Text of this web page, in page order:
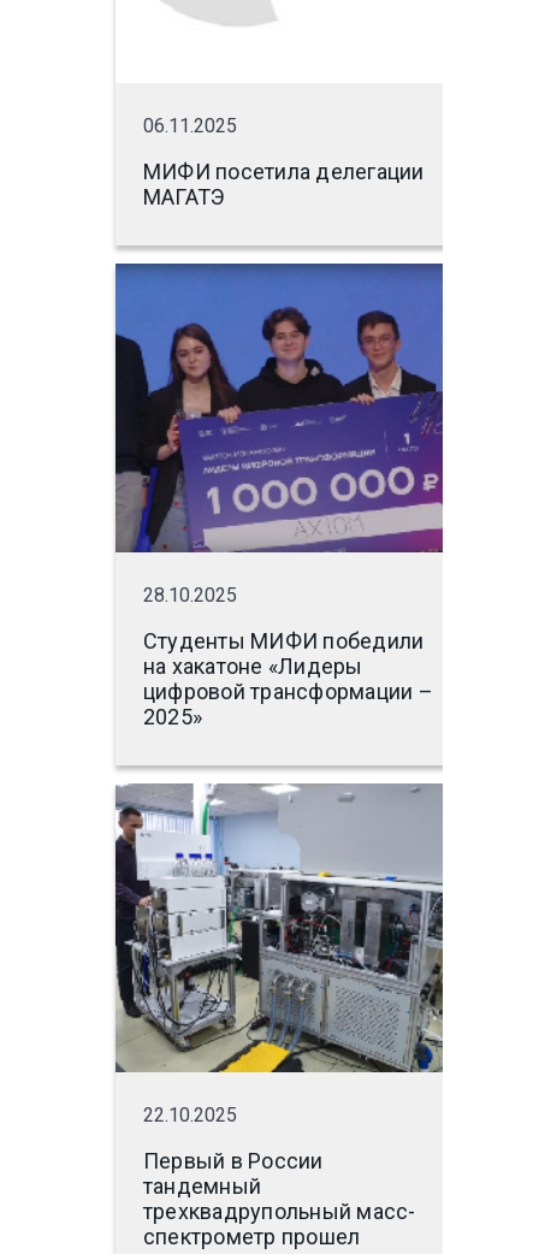
06.11.2025
МИФИ посетила делегации
МАГАТЭ
28.10.2025
Студенты МИФИ победили
на хакатоне «Лидеры
цифровой трансформации –
2025»
22.10.2025
Первый в России
тандемный
трехквадрупольный масс-
спектрометр прошел